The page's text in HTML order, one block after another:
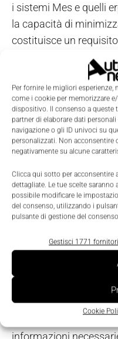
Per fornire le migliori
come i cookie per memorizzare
dispositivo. Il consenso a queste
partner di elaborare dati
navigazione o gli ID univoci su
personalizzati. Non
negativamente su alcune
Clicca qui sotto per acconsentire
dettagliate. Le tue scelte
possibile modificare le
del consenso, utilizzando i
pulsante di gestione del
Gestisci 1771 fornitori
Cookie
i sistemi Mes e quelli
la capacità di
costituisce un
alla tradizione con cui
filosofia che ha
da una logica
non si occupa tanto
possibilità di creare
tempo.
interessare la
disponendo del report
comprendere
valutare le strategie. Al
linea deve conoscere,
avvenendo alla
immediatamente
conformità. Diventa
una piattaforma
provenienti da fonti e
informazioni